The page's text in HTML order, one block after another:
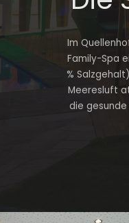
Im
Family-Spa
%
Meeresluft
die